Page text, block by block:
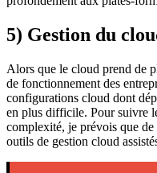
5) Gestion du
Alors que le cloud prend de
de fonctionnement des
configurations cloud dont
en plus difficile. Pour suivre
complexité, je prévois que
outils de gestion cloud